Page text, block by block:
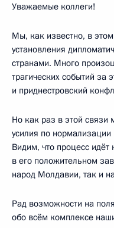
Уважаемые коллеги!
Мы, как известно, в
установления
странами. Много
трагических событий
и приднестровский
Но как раз в этой
усилия по
Видим, что процесс идёт
в его положительном
народ Молдавии, так и
Рад возможности на
обо всём комплексе